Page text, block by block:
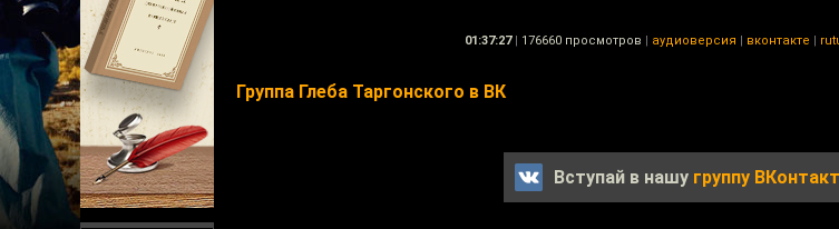
01:37:27 | 176660 просмотров | аудиоверсия | вконтакте |
Группа Глеба Таргонского в ВК
Вступай в нашу группу